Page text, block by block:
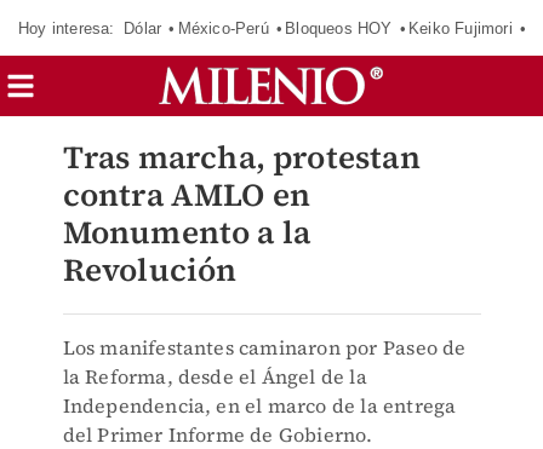
Hoy interesa: Dólar México-Perú Bloqueos HOY Keiko Fujimori
Tras marcha, protestan
contra AMLO en
Monumento a la
Revolución
Los manifestantes caminaron por Paseo de
la Reforma, desde el Ángel de la
Independencia, en el marco de la entrega
del Primer Informe de Gobierno.